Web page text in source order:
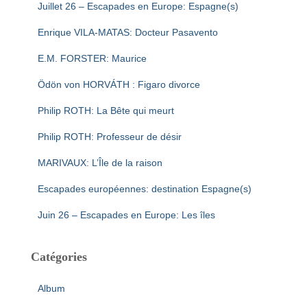
Juillet 26 – Escapades en Europe: Espagne(s)
Enrique VILA-MATAS: Docteur Pasavento
E.M. FORSTER: Maurice
Ödön von HORVÁTH : Figaro divorce
Philip ROTH: La Bête qui meurt
Philip ROTH: Professeur de désir
MARIVAUX: L’Île de la raison
Escapades européennes: destination Espagne(s)
Juin 26 – Escapades en Europe: Les îles
Catégories
Album